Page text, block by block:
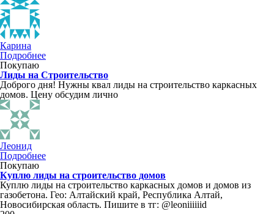
Карина
Подробнее
Покупаю
Лиды на Строительство
Доброго дня! Нужны квал лиды на строительство каркасных
домов. Цену обсудим лично
Леонид
Подробнее
Покупаю
Куплю лиды на строительство домов
Куплю лиды на строительство каркасных домов и домов из
газобетона. Гео: Алтайский край, Республика Алтай,
Новосибирская область. Пишите в тг: @leoniiiiiid